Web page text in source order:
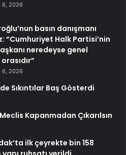
6, 2026
basın danışmanı
“Cumhuriyet Halk Partisi’nin
neredeyse genel
6, 2026
Sıkıntılar Baş Gösterdi
Kapanmadan Çıkarılsın
ilk çeyrekte bin 158